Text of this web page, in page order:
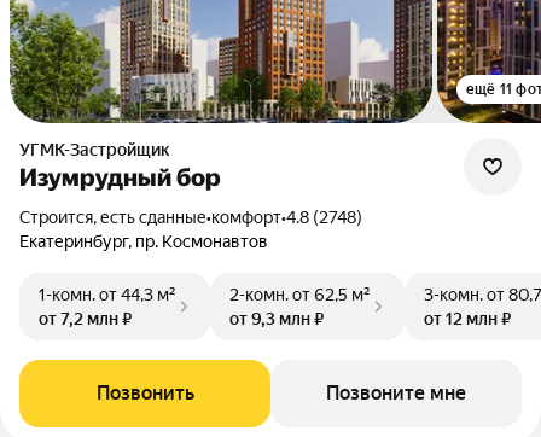
ещё 11
УГМК-Застройщик
Изумрудный бор
Строится, есть сданные•комфорт•4.8 (2748)
Екатеринбург, пр. Космонавтов
1-комн.от 44,3 м²
от 7,2 млн ₽
2-комн.от 62,5 м²
от 9,3 млн ₽
3-комн.от
от 12 млн ₽
Позвонить Позвоните мне